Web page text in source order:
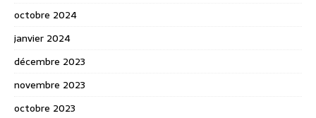
octobre 2024
janvier 2024
décembre 2023
novembre 2023
octobre 2023